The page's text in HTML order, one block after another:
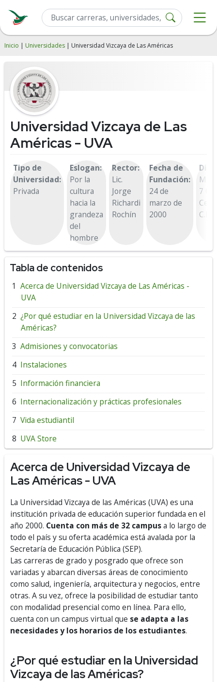
Inicio | Universidades | Universidad Vizcaya de Las Américas
Universidad Vizcaya de Las
Américas - UVA
Tipo de
Universidad:
Privada
Eslogan:
Por la
cultura
hacia la
grandeza
del
hombre
Rector:
Lic.
Jorge
Richardi
Rochín
Fecha de
Fundación:
24 de
marzo de
2000
7
C.P.
Tabla de contenidos
Acerca de Universidad Vizcaya de Las Américas -
UVA
¿Por qué estudiar en la Universidad Vizcaya de las
Américas?
Admisiones y convocatorias
Instalaciones
Información financiera
Internacionalización y prácticas profesionales
Vida estudiantil
UVA Store
Acerca de Universidad Vizcaya de
Las Américas - UVA
La Universidad Vizcaya de las Américas (UVA) es una
institución privada de educación superior fundada en el
año 2000. Cuenta con más de 32 campusa lo largo de
todo el país y su oferta académica está avalada por la
Secretaría de Educación Pública (SEP).
Las carreras de grado y posgrado que ofrece son
variadas y abarcan diversas áreas de conocimiento
como salud, ingeniería, arquitectura y negocios, entre
otras. A su vez, ofrece la posibilidad de estudiar tanto
con modalidad presencial como en línea. Para ello,
cuenta con un campus virtual que se adapta a las
necesidades y los horarios de los estudiantes.
¿Por qué estudiar en la Universidad
Vizcaya de las Américas?